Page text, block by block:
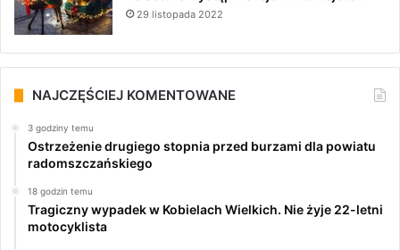
29 listopada 2022
NAJCZĘŚCIEJ KOMENTOWANE
3 godziny temu
Ostrzeżenie drugiego stopnia przed burzami dla powiatu
radomszczańskiego
18 godzin temu
Tragiczny wypadek w Kobielach Wielkich. Nie żyje 22-letni
motocyklista